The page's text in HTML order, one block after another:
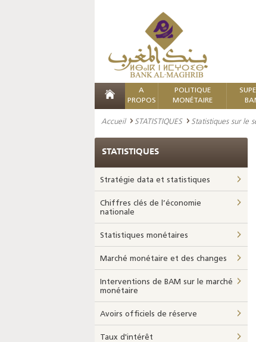
A
PROPOS
POLITIQUE
MONÉTAIRE
Accueil STATISTIQUES Statistiques sur le
STATISTIQUES
Stratégie data et statistiques
Chiffres clés de l’économie
nationale
Statistiques monétaires
Marché monétaire et des changes
Interventions de BAM sur le marché
monétaire
Avoirs officiels de réserve
Taux d'intérêt